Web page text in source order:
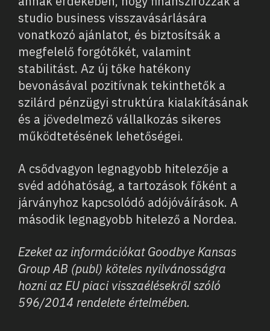
studio business visszavásárlására
vonatkozó ajánlatot, és biztosítsák a
megfelelő forgótőkét, valamint
stabilitást. Az új tőke hatékony
bevonásával pozitívnak tekinthetők a
szilárd pénzügyi struktúra kialakításának
és a jövedelmező vállalkozás sikeres
működtetésének lehetőségei.
A csődvagyon legnagyobb hitelezője a
svéd adóhatóság, a tartozások főként a
járványhoz kapcsolódó adójóváírások. A
második legnagyobb hitelező a Nordea.
Ezeket az információkat Goodbye Kansas
Group AB (publ) köteles nyilvánosságra
hozni az EU piaci visszaélésekről szóló
596/2014 rendelete értelmében.